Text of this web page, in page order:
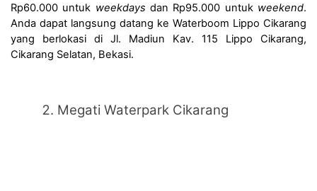
Rp60.000 untuk weekdays dan Rp95.000 untuk weekend.
Anda dapat langsung datang ke Waterboom Lippo Cikarang
yang berlokasi di Jl. Madiun Kav. 115 Lippo Cikarang,
Cikarang Selatan, Bekasi.
Megati Waterpark Cikarang